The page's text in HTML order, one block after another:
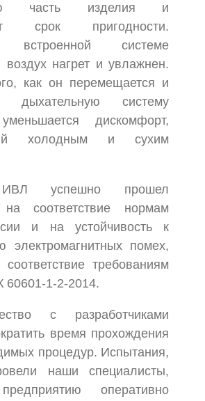
часть изделия и
срок пригодности.
встроенной системе
воздух нагрет и увлажнен.
как он перемещается и
систему
дискомфорт,
холодным и сухим
успешно прошел
на соответствие нормам
и на устойчивость к
электромагнитных помех,
требованиям
1-2-2014.
с разработчиками
время прохождения
процедур. Испытания,
наши специалисты,
оперативно